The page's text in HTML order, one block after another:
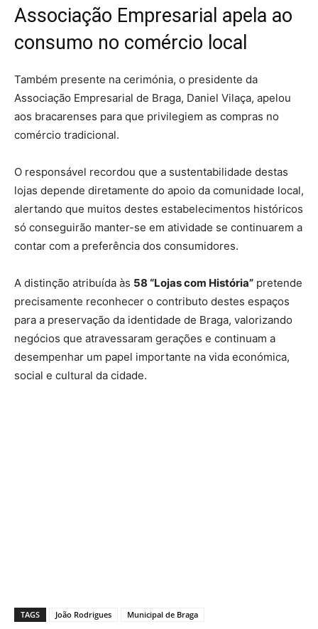
Associação Empresarial apela ao
consumo no comércio local
Também presente na cerimónia, o presidente da
Associação Empresarial de Braga, Daniel Vilaça, apelou
aos bracarenses para que privilegiem as compras no
comércio tradicional.
O responsável recordou que a sustentabilidade destas
lojas depende diretamente do apoio da comunidade local,
alertando que muitos destes estabelecimentos históricos
só conseguirão manter-se em atividade se continuarem a
contar com a preferência dos consumidores.
A distinção atribuída às 58 “Lojas com História” pretende
precisamente reconhecer o contributo destes espaços
para a preservação da identidade de Braga, valorizando
negócios que atravessaram gerações e continuam a
desempenhar um papel importante na vida económica,
social e cultural da cidade.
TAGS João Rodrigues Municipal de Braga